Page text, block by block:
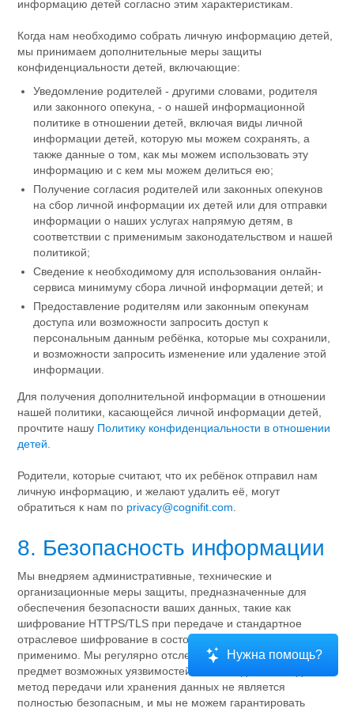
информацию детей согласно этим характеристикам.
Когда нам необходимо собрать личную информацию детей,
мы принимаем дополнительные меры защиты
конфиденциальности детей, включающие:
Уведомление родителей - другими словами, родителя
или законного опекуна, - о нашей информационной
политике в отношении детей, включая виды личной
информации детей, которую мы можем сохранять, а
также данные о том, как мы можем использовать эту
информацию и с кем мы можем делиться ею;
Получение согласия родителей или законных опекунов
на сбор личной информации их детей или для отправки
информации о наших услугах напрямую детям, в
соответствии с применимым законодательством и нашей
политикой;
Сведение к необходимому для использования онлайн-
сервиса минимуму сбора личной информации детей; и
Предоставление родителям или законным опекунам
доступа или возможности запросить доступ к
персональным данным ребёнка, которые мы сохранили,
и возможности запросить изменение или удаление этой
информации.
Для получения дополнительной информации в отношении
нашей политики, касающейся личной информации детей,
прочтите нашу Политику конфиденциальности в отношении
детей
Родители, которые считают, что их ребёнок отправил нам
личную информацию, и желают удалить её, могут
обратиться к нам по privacy@cognifit.com
8. Безопасность информации
Мы внедряем административные, технические и
организационные меры защиты, предназначенные для
обеспечения безопасности ваших данных, такие как
шифрование HTTPS/TLS при передаче и стандартное
отраслевое шифрование в состоянии покоя, где это
применимо. Мы регулярно отслеживаем наши системы на
предмет возможных уязвимостей и атак. Однако ни один
метод передачи или хранения данных не является
полностью безопасным, и мы не можем гарантировать
Нужна помощь?